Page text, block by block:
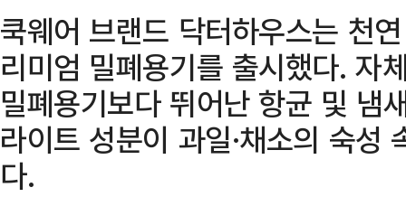
쿡웨어 브랜드 닥터하우스는 천
리미엄 밀폐용기를 출시했다. 자
밀폐용기보다 뛰어난 항균 및 냄
라이트 성분이 과일·채소의 숙성
다.